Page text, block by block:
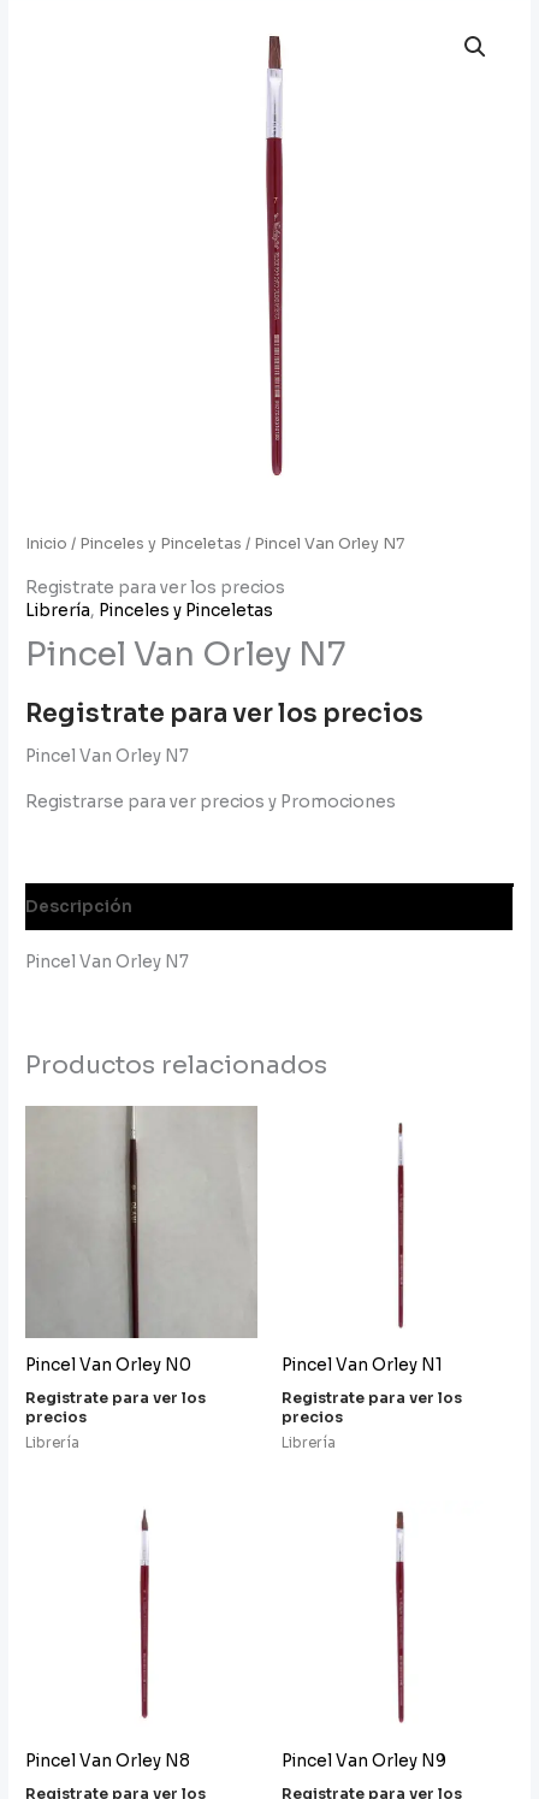
Inicio / Pinceles y Pinceletas / Pincel Van Orley N7
Registrate para ver los precios
Librería, Pinceles y Pinceletas
Pincel Van Orley N7
Registrate para ver los precios
Pincel Van Orley N7
Registrarse para ver precios y Promociones
Descripción
Pincel Van Orley N7
Productos relacionados
Pincel Van Orley N0
Registrate para ver los
precios
Librería
Pincel Van Orley N1
Registrate para ver los
precios
Librería
Pincel Van Orley N8
Registrate para ver los
Pincel Van Orley N9
Registrate para ver los